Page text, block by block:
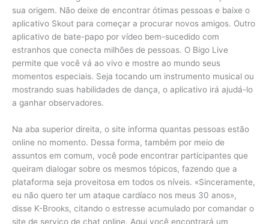
sua origem. Não deixe de encontrar ótimas pessoas e baixe o
aplicativo Skout para começar a procurar novos amigos. Outro
aplicativo de bate-papo por vídeo bem-sucedido com
estranhos que conecta milhões de pessoas. O Bigo Live
permite que você vá ao vivo e mostre ao mundo seus
momentos especiais. Seja tocando um instrumento musical ou
mostrando suas habilidades de dança, o aplicativo irá ajudá-lo
a ganhar observadores.
Na aba superior direita, o site informa quantas pessoas estão
online no momento. Dessa forma, também por meio de
assuntos em comum, você pode encontrar participantes que
queiram dialogar sobre os mesmos tópicos, fazendo que a
plataforma seja proveitosa em todos os níveis. «Sinceramente,
eu não quero ter um ataque cardíaco nos meus 30 anos»,
disse K-Brooks, citando o estresse acumulado por comandar o
site de serviço de chat online. Aqui você encontrará um